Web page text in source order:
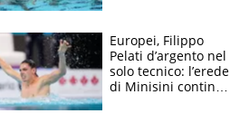
e compagni
continuare
Europei, Filippo
Pelati d’argento nel
solo tecnico: l’erede
di Minisini continua